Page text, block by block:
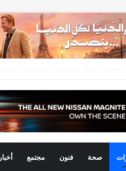
صحة فنون مجتمع أخبار